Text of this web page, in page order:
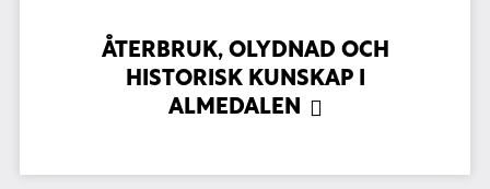
ÅTERBRUK, OLYDNAD OCH
HISTORISK KUNSKAP I
ALMEDALEN